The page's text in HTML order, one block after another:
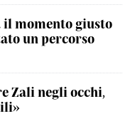
il momento giusto
un percorso
Zali negli occhi,